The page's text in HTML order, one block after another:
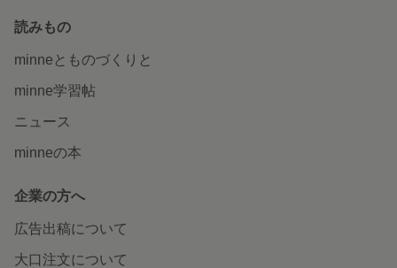
読みもの
minneとものづくりと
minne学習帖
ニュース
minneの本
企業の方へ
広告出稿について
大口注文について